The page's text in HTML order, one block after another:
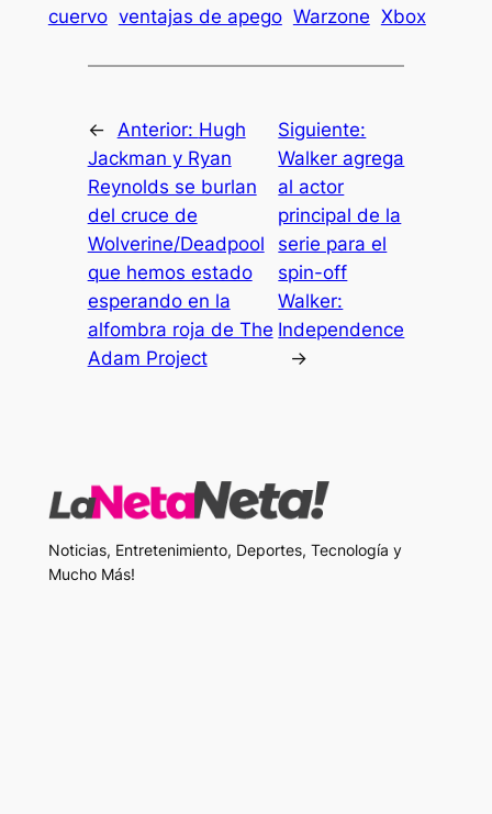
cuervo ventajas de apego Warzone Xbox
← Anterior: Hugh
Jackman y Ryan
Reynolds se burlan
del cruce de
Wolverine/Deadpool
que hemos estado
esperando en la
alfombra roja de The
Adam Project
Siguiente:
Walker agrega
al actor
principal de la
serie para el
spin-off
Walker:
Independence
→
Noticias, Entretenimiento, Deportes, Tecnología y
Mucho Más!